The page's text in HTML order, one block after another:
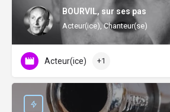
BOURVIL, sur ses pas
Acteur(ice), Chanteur(se)
Acteur(ice) +1